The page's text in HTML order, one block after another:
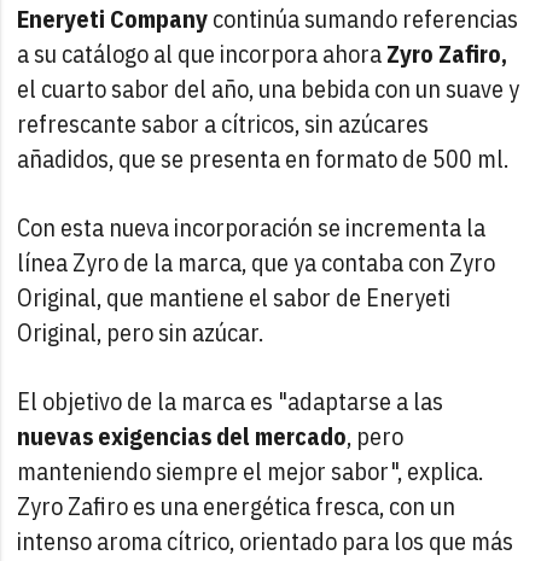
Eneryeti Companycontinúa sumando referencias
a su catálogo al que incorpora ahoraZyro Zafiro,
el cuarto sabor del año, una bebida con un suave y
refrescante sabor a cítricos, sin azúcares
añadidos, que se presenta en formato de 500 ml.
Con esta nueva incorporación se incrementa la
línea Zyro de la marca, que ya contaba con Zyro
Original, que mantiene el sabor de Eneryeti
Original, pero sin azúcar.
El objetivo de la marca es "adaptarse a las
nuevas exigencias del mercado, pero
manteniendo siempre el mejor sabor", explica.
Zyro Zafiro es una energética fresca, con un
intenso aroma cítrico, orientado para los que más